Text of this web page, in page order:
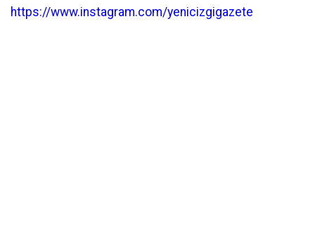
https://www.instagram.com/yenicizgigazete